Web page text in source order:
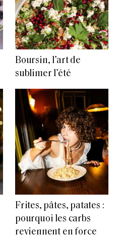
Boursin, l’art de
sublimer l’été
Frites, pâtes, patates :
pourquoi les carbs
reviennent en force